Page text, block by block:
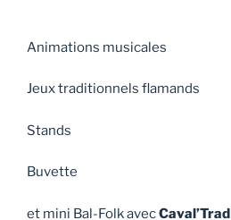
Animations musicales
Jeux traditionnels flamands
Stands
Buvette
et mini Bal-Folk avecCaval’Trad